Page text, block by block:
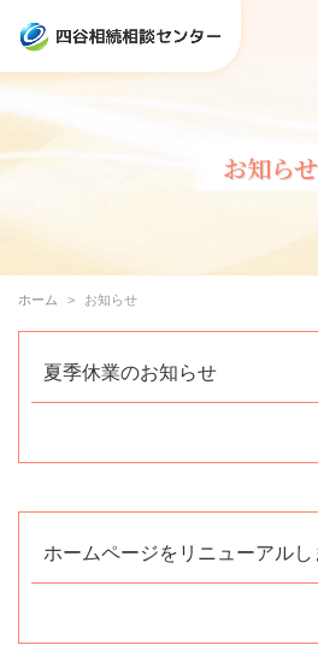
お知らせ
ホーム お知らせ
夏季休業のお知らせ
ホームページをリニューアルし